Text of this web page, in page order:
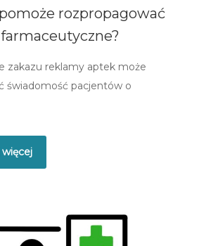
rozpropagować
farmaceutyczne?
zakazu reklamy aptek może
świadomość pacjentów o